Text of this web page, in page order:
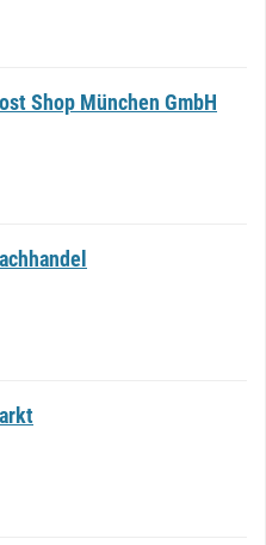
Shop München GmbH